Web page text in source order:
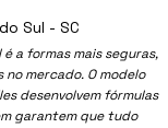
a formas mais seguras,
mercado. O modelo
desenvolvem fórmulas
garantem que tudo
Sul - SC